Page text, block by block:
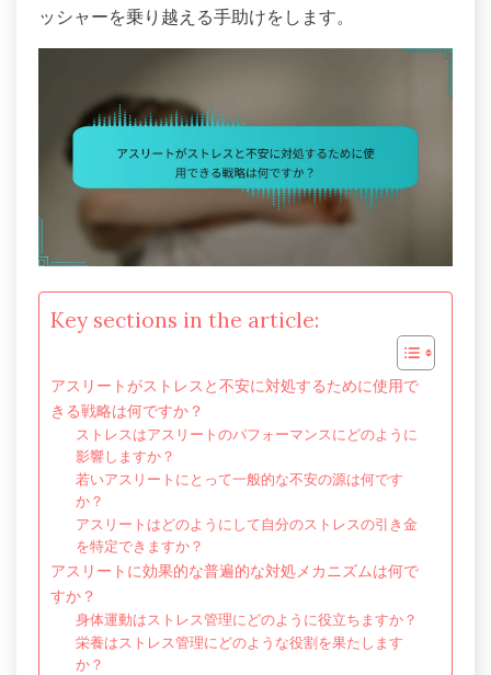
ッシャーを乗り越える手助けをします。
Key sections in the article:
アスリートがストレスと不安に対処するために使用で
きる戦略は何ですか？
ストレスはアスリートのパフォーマンスにどのように
影響しますか？
若いアスリートにとって一般的な不安の源は何です
か？
アスリートはどのようにして自分のストレスの引き金
を特定できますか？
アスリートに効果的な普遍的な対処メカニズムは何で
すか？
身体運動はストレス管理にどのように役立ちますか？
栄養はストレス管理にどのような役割を果たします
か？